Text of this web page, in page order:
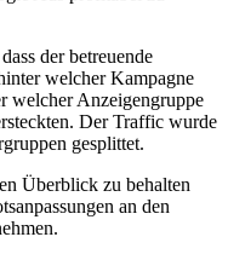
der betreuende
welcher Kampagne
welcher Anzeigengruppe
Der Traffic wurde
gesplittet.
Überblick zu behalten
an den